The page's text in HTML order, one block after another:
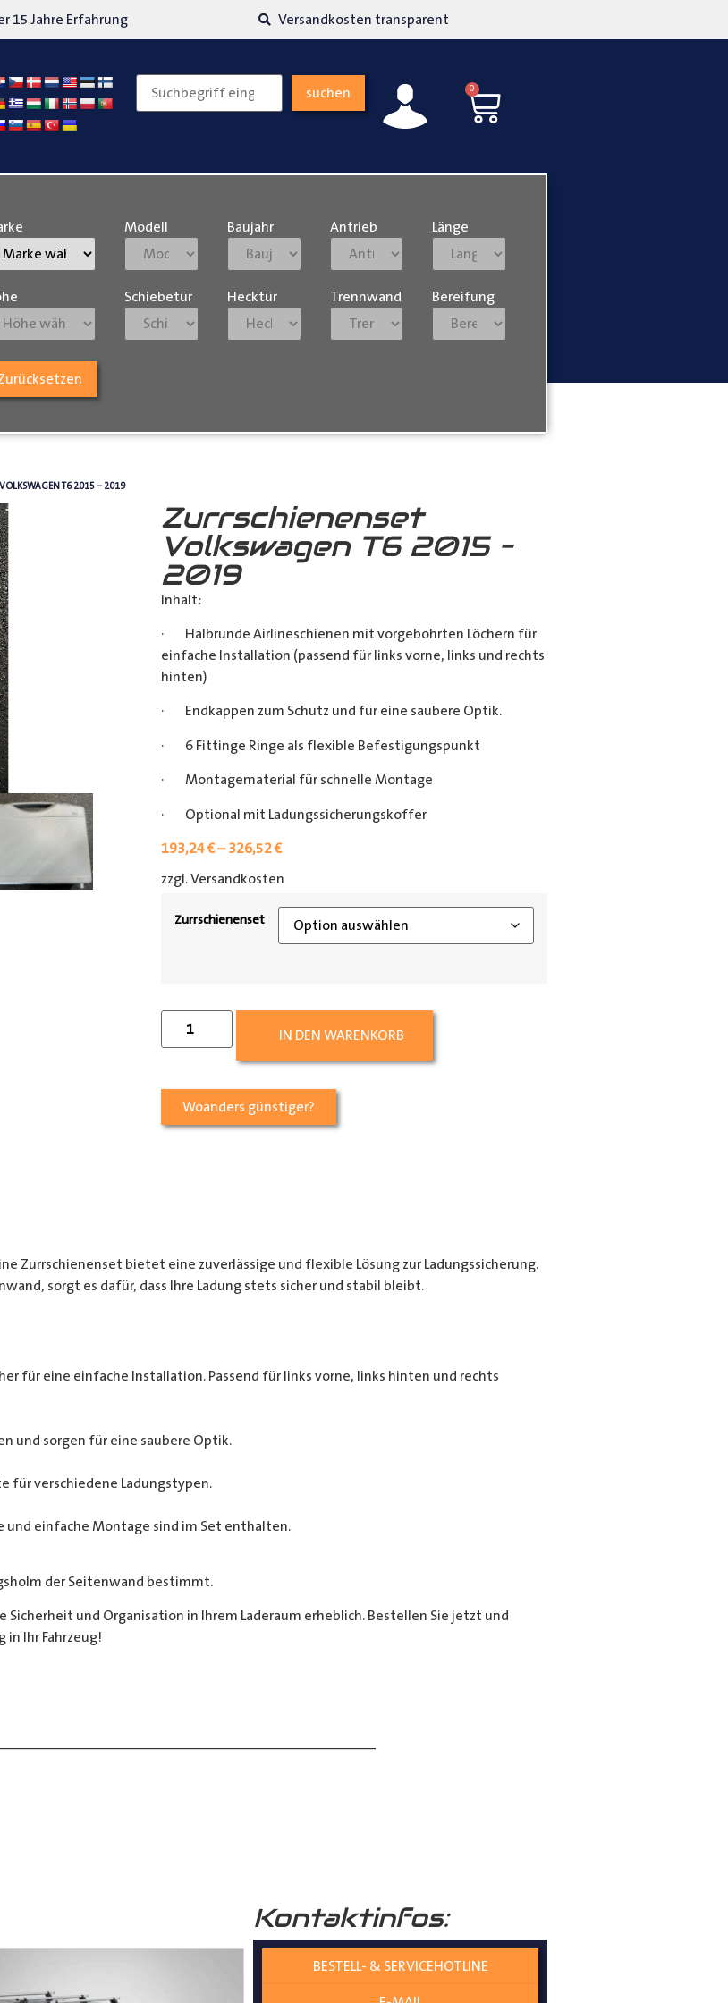
15 Jahre Erfahrung Versandkosten transparent
suchen 0
Modell Baujahr Antrieb Länge
Schiebetür Hecktür Trennwand Bereifung
T6 2015 – 2019
Zurrschienenset
Volkswagen T6 2015 –
2019
Inhalt:
· Halbrunde Airlineschienen mit vorgebohrten Löchern für
einfache Installation (passend für links vorne, links und rechts
hinten)
· Endkappen zum Schutz und für eine saubere Optik.
· 6 Fittinge Ringe als flexible Befestigungspunkt
· Montagematerial für schnelle Montage
· Optional mit Ladungssicherungskoffer
193,24€–326,52€
zzgl. Versandkosten
Zurrschienenset
IN DEN WARENKORB
Woanders günstiger?
Zurrschienenset bietet eine zuverlässige und flexible Lösung zur Ladungssicherung.
sorgt es dafür, dass Ihre Ladung stets sicher und stabil bleibt.
für eine einfache Installation. Passend für links vorne, links hinten und rechts
und sorgen für eine saubere Optik.
für verschiedene Ladungstypen.
einfache Montage sind im Set enthalten.
der Seitenwand bestimmt.
und Organisation in Ihrem Laderaum erheblich. Bestellen Sie jetzt und
in Ihr Fahrzeug!
Sie auch auf unseremYouTube Kanal einfach und verständlich erklärt.
Kontaktinfos:
BESTELL- & SERVICEHOTLINE